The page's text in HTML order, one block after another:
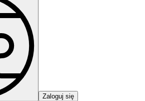
Zaloguj się